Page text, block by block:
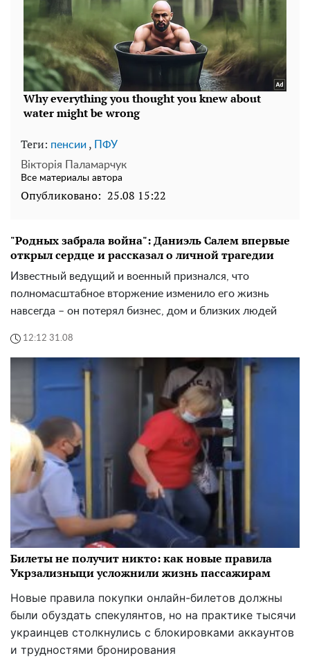
Теги: пенсии , ПФУ
Вікторія Паламарчук
Все материалы автора
Опубликовано: 25.08 15:22
"Родных забрала война": Даниэль Салем впервые
открыл сердце и рассказал о личной трагедии
Известный ведущий и военный признался, что
полномасштабное вторжение изменило его жизнь
навсегда – он потерял бизнес, дом и близких людей
12:12 31.08
Билеты не получит никто: как новые правила
Укрзализныци усложнили жизнь пассажирам
Новые правила покупки онлайн-билетов должны
были обуздать спекулянтов, но на практике тысячи
украинцев столкнулись с блокировками аккаунтов
и трудностями бронирования